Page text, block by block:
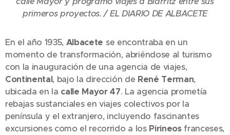
primeros proyectos. / EL DIARIO DE ALBACETE
En el año 1935, Albacete se encontraba en un
momento de transformación, abriéndose al turismo
con la inauguración de una agencia de viajes,
Continental, bajo la dirección de René Terman,
ubicada en la calle Mayor 47. La agencia prometía
rebajas sustanciales en viajes colectivos por la
península y el extranjero, incluyendo fascinantes
excursiones como el recorrido a los Pirineos franceses,